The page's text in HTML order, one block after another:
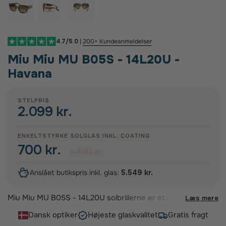
4.7/5.0 | 200+ Kundeanmeldelser
Miu Miu MU B05S - 14L20U -
Havana
STELPRIS
2.099 kr.
ENKELTSTYRKE SOLGLAS INKL. COATING
700 kr.
Anslået butikspris inkl. glas: 5.549 kr.
Miu Miu MU B05S - 14L20U solbrillerne er et
iøjnefaldende stel i Havana acetat har en
Læs mere
Dansk optiker Højeste glaskvalitet Gratis fragt